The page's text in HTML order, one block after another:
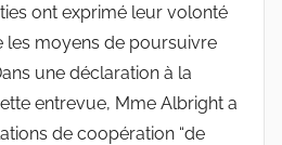
ont exprimé leur volonté
les moyens de poursuivre
une déclaration à la
entrevue, Mme Albright a
de coopération “de